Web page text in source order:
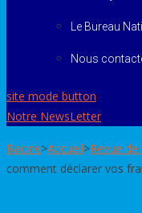
Le Bureau
Nous
site mode button
Notre NewsLetter
Racine>Accueil>Revue de
comment déclarer vos